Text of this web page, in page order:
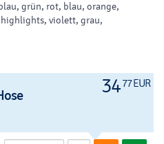
grün, rot, blau, orange,
violett, grau,
3477 EUR